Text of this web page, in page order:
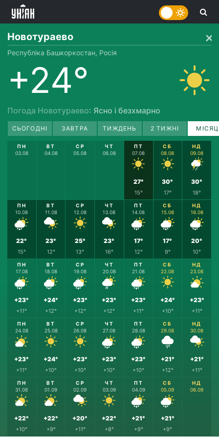
Новотураево
Республіка Башкоркостан, Росія
+24°
Погода Новотураево: Ясно і безхмарно
СЬОГОДНІ ЗАВТРА ТИЖДЕНЬ 2 ТИЖНІ
ПН
03.08
ВТ
04.08
СР
05.08
ЧТ
06.08
ПТ
07.08
27°
15°
СБ
08.08
30°
17°
НД
09.08
30°
18°
ПН
10.08
22°
15°
ВТ
11.08
23°
12°
СР
12.08
25°
13°
ЧТ
13.08
23°
16°
ПТ
14.08
17°
12°
СБ
15.08
17°
9°
НД
16.08
20°
10°
ПН
17.08
+23°
+11°
ВТ
18.08
+24°
+12°
СР
19.08
+23°
+12°
ЧТ
20.08
+23°
+12°
ПТ
21.08
+23°
+11°
СБ
22.08
+24°
+10°
НД
23.08
+23°
+11°
ПН
24.08
+23°
+11°
ВТ
25.08
+24°
+10°
СР
26.08
+23°
+10°
ЧТ
27.08
+23°
+10°
ПТ
28.08
+23°
+10°
СБ
29.08
+21°
+12°
НД
30.08
+21°
+11°
ПН
31.08
+22°
+10°
ВТ
01.09
+22°
+9°
СР
02.09
+20°
+11°
ЧТ
03.09
+22°
+8°
ПТ
04.09
+21°
+9°
СБ
05.09
+21°
+9°
НД
06.09